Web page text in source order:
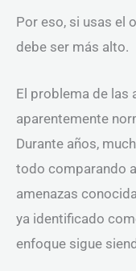
Por eso, si usas el
debe ser más alto.
El problema de las
aparentemente
Durante años,
todo comparando
amenazas
ya identificado
enfoque sigue